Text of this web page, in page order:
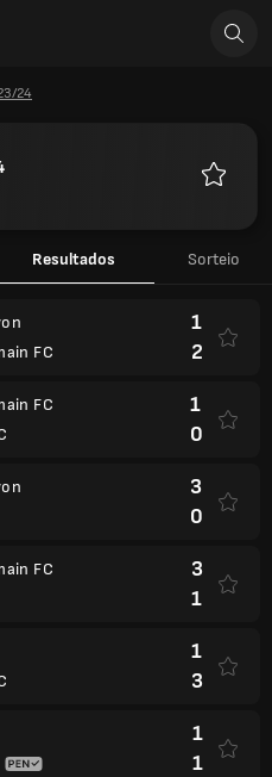
24
Resultados Sorteio
FC
1
2
FC
1
0
3
0
FC
3
1
1
3
1
1